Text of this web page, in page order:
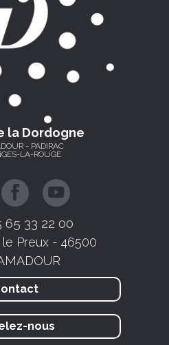
la Dordogne
- PADIRAC
LA-ROUGE
65 33 22 00
le Preux - 46500
nous